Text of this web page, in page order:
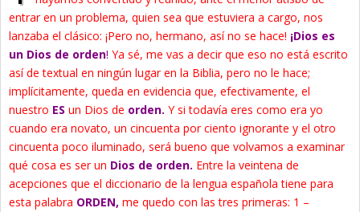
entrar en un problema, quien sea que estuviera a cargo, nos
lanzaba el clásico: ¡Pero no, hermano, así no se hace! ¡Dios es
un Dios de orden! Ya sé, me vas a decir que eso no está escrito
así de textual en ningún lugar en la Biblia, pero no le hace;
implícitamente, queda en evidencia que, efectivamente, el
nuestro ES un Dios de orden. Y si todavía eres como era yo
cuando era novato, un cincuenta por ciento ignorante y el otro
cincuenta poco iluminado, será bueno que volvamos a examinar
qué cosa es ser un Dios de orden. Entre la veintena de
acepciones que el diccionario de la lengua española tiene para
esta palabra ORDEN, me quedo con las tres primeras: 1 –